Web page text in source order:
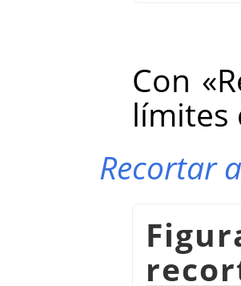
Con
límites
Recortar